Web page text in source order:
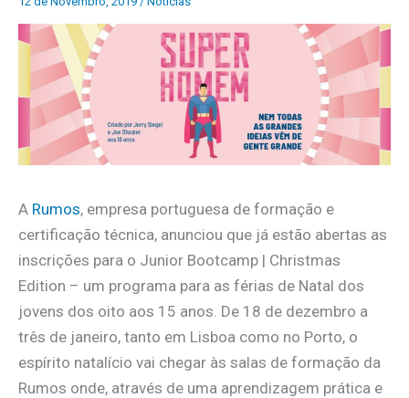
A Rumos, empresa portuguesa de formação e
certificação técnica, anunciou que já estão abertas as
inscrições para o Junior Bootcamp | Christmas
Edition – um programa para as férias de Natal dos
jovens dos oito aos 15 anos. De 18 de dezembro a
três de janeiro, tanto em Lisboa como no Porto, o
espírito natalício vai chegar às salas de formação da
Rumos onde, através de uma aprendizagem prática e